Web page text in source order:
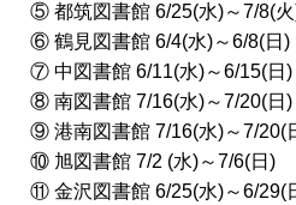
⑤ 都筑図書館 6/25(水)～7/8(
⑥ 鶴見図書館 6/4(水)～6/8(日)
⑦ 中図書館 6/11(水)～6/15(日)
⑧ 南図書館 7/16(水)～7/20(日)
⑨ 港南図書館 7/16(水)～7/20(
⑩ 旭図書館 7/2 (水)～7/6(日)
⑪ 金沢図書館 6/25(水)～6/29(